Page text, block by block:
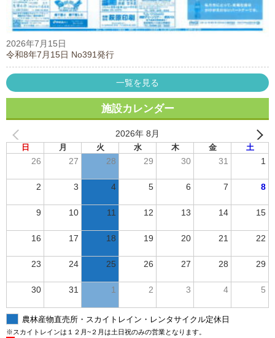
2026年7月15日
令和8年7月15日 No391発行
一覧を見る
施設カレンダー
2026年 8月
日 月 火 水 木 金 土
26 27 28 29 30 31 1
2 3 4 5 6 7 8
9 10 11 12 13 14 15
16 17 18 19 20 21 22
23 24 25 26 27 28 29
30 31 1 2 3 4 5
農林産物直売所・スカイトレイン・レンタサイクル定休日
※スカイトレインは１２月~２月は土日祝のみの営業となります。